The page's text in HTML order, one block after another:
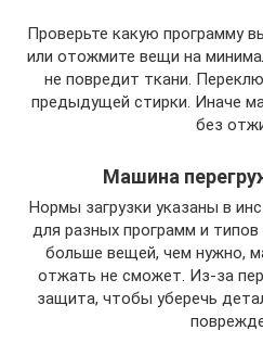
Проверьте какую программу
или отожмите вещи на
не повредит ткани.
предыдущей стирки. Иначе
без
Машина
Нормы загрузки указаны в
для разных программ и
больше вещей, чем нужно,
отжать не сможет. Из-за
защита, чтобы уберечь